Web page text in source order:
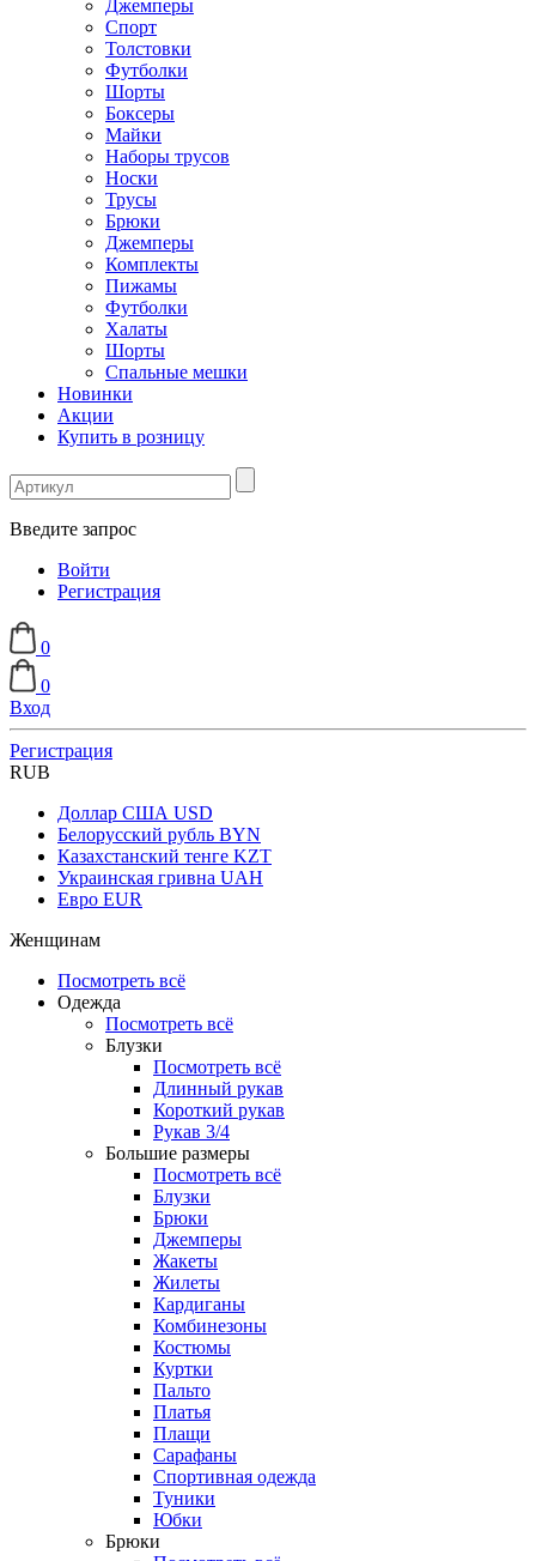
Джемперы
Спорт
Толстовки
Футболки
Шорты
Боксеры
Майки
Наборы трусов
Носки
Трусы
Брюки
Джемперы
Комплекты
Пижамы
Футболки
Халаты
Шорты
Спальные мешки
Новинки
Акции
Купить в розницу
Введите запрос
Войти
Регистрация
0
0
Вход
Регистрация
RUB
Доллар США USD
Белорусский рубль BYN
Казахстанский тенге KZT
Украинская гривна UAH
Евро EUR
Женщинам
Посмотреть всё
Одежда
Посмотреть всё
Блузки
Посмотреть всё
Длинный рукав
Короткий рукав
Рукав 3/4
Большие размеры
Посмотреть всё
Блузки
Брюки
Джемперы
Жакеты
Жилеты
Кардиганы
Комбинезоны
Костюмы
Куртки
Пальто
Платья
Плащи
Сарафаны
Спортивная одежда
Туники
Юбки
Брюки